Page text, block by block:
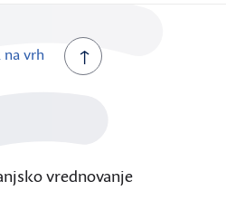
na vrh
vrednovanje